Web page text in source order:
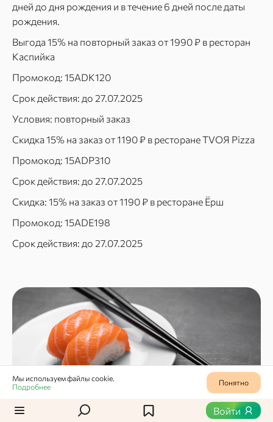
дней до дня рождения и в течение 6 дней после даты
рождения.
Выгода 15% на повторный заказ от 1990 ₽ в ресторан
Каспийка
Промокод: 15ADK120
Срок действия: до 27.07.2025
Условия: повторный заказ
Скидка 15% на заказ от 1190 ₽ в ресторане TVOЯ Pizza
Промокод: 15ADP310
Срок действия: до 27.07.2025
Скидка: 15% на заказ от 1190 ₽ в ресторане Ёрш
Промокод: 15ADE198
Срок действия: до 27.07.2025
Суши / Источник: freepik.com Войти
Мы используем файлы cookie.
Подробнее
Понятно